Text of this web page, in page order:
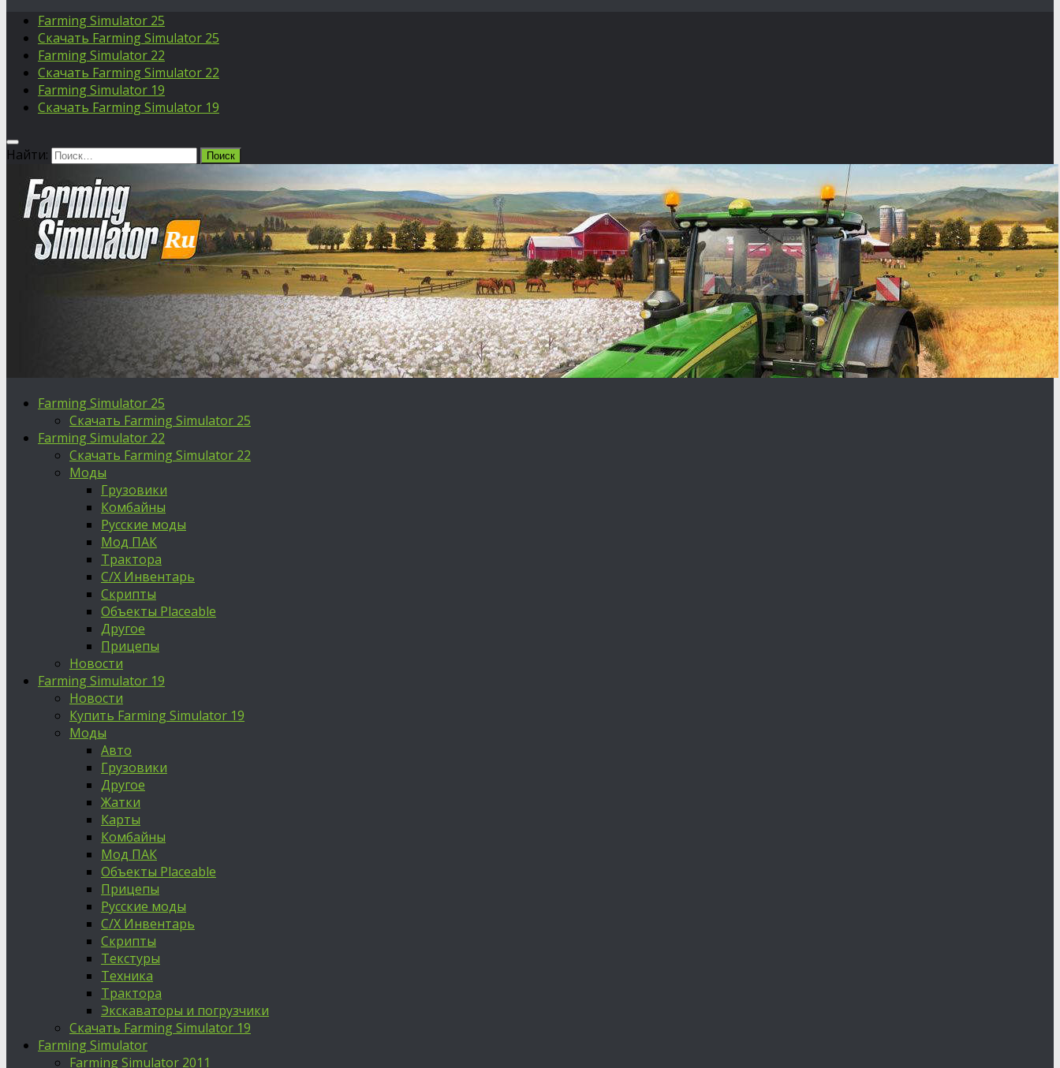
Farming Simulator 25
Скачать Farming Simulator 25
Farming Simulator 22
Скачать Farming Simulator 22
Farming Simulator 19
Скачать Farming Simulator 19
Найти:
Farming Simulator 25
Скачать Farming Simulator 25
Farming Simulator 22
Скачать Farming Simulator 22
Моды
Грузовики
Комбайны
Русские моды
Мод ПАК
Трактора
С/Х Инвентарь
Скрипты
Объекты Placeable
Другое
Прицепы
Новости
Farming Simulator 19
Новости
Купить Farming Simulator 19
Моды
Авто
Грузовики
Другое
Жатки
Карты
Комбайны
Мод ПАК
Объекты Placeable
Прицепы
Русские моды
С/Х Инвентарь
Скрипты
Текстуры
Техника
Трактора
Экскаваторы и погрузчики
Скачать Farming Simulator 19
Farming Simulator
Farming Simulator 2011